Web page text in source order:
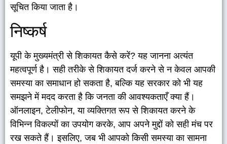
सूचित किया जाता है।
निष्कर्ष
यूपी के मुख्यमंत्री से शिकायत कैसे करें? यह जानना अत्यंत
महत्वपूर्ण है। सही तरीके से शिकायत दर्ज करने से न केवल आपकी
समस्या का समाधान हो सकता है, बल्कि यह सरकार को भी यह
समझने में मदद करता है कि जनता की आवश्यकताएँ क्या हैं।
ऑनलाइन, टेलीफोन, या व्यक्तिगत रूप से शिकायत करने के
विभिन्न विकल्पों का उपयोग करके, आप अपने मुद्दों को सही मंच पर
रख सकते हैं। इसलिए, जब भी आपको किसी समस्या का सामना